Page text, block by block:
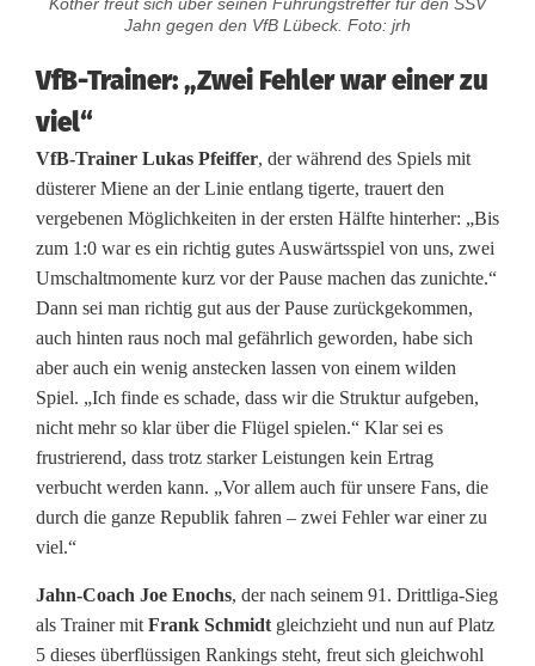
Jahn gegen den VfB Lübeck. Foto: jrh
VfB-Trainer: „Zwei Fehler war einer zu
viel“
VfB-Trainer Lukas Pfeiffer, der während des Spiels mit
düsterer Miene an der Linie entlang tigerte, trauert den
vergebenen Möglichkeiten in der ersten Hälfte hinterher: „Bis
zum 1:0 war es ein richtig gutes Auswärtsspiel von uns, zwei
Umschaltmomente kurz vor der Pause machen das zunichte.“
Dann sei man richtig gut aus der Pause zurückgekommen,
auch hinten raus noch mal gefährlich geworden, habe sich
aber auch ein wenig anstecken lassen von einem wilden
Spiel. „Ich finde es schade, dass wir die Struktur aufgeben,
nicht mehr so klar über die Flügel spielen.“ Klar sei es
frustrierend, dass trotz starker Leistungen kein Ertrag
verbucht werden kann. „Vor allem auch für unsere Fans, die
durch die ganze Republik fahren – zwei Fehler war einer zu
viel.“
Jahn-Coach Joe Enochs, der nach seinem 91. Drittliga-Sieg
als Trainer mit Frank Schmidt gleichzieht und nun auf Platz
5 dieses überflüssigen Rankings steht, freut sich gleichwohl